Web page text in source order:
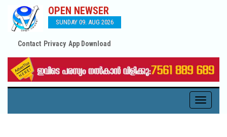
OPEN NEWSER
SUNDAY 09. AUG 2026
Contact Privacy App Download
Toggle